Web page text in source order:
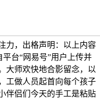
力，出格声明：以上内容
台“网易号”用户上传并
大师欢快地合影留念，以
工做人员起首向每个孩子
伴侣们今天的手工是粘贴